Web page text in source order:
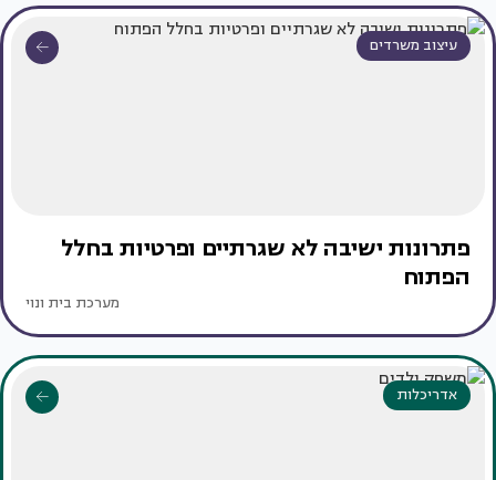
עיצוב משרדים
פתרונות ישיבה לא שגרתיים ופרטיות בחלל
הפתוח
מערכת בית ונוי
אדריכלות